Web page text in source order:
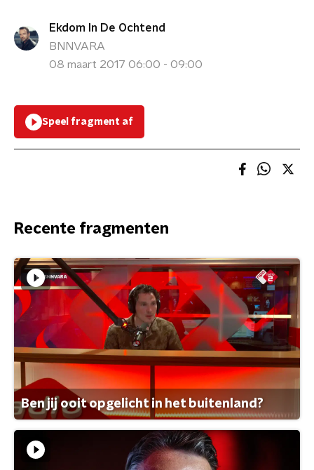
Ekdom In De Ochtend
BNNVARA
08 maart 2017 06:00 - 09:00
Speel fragment af
Recente fragmenten
Ben jij ooit opgelicht in het buitenland?